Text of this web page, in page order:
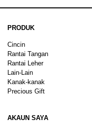
PRODUK
Cincin
Rantai Tangan
Rantai Leher
Lain-Lain
Kanak-kanak
Precious Gift
AKAUN SAYA